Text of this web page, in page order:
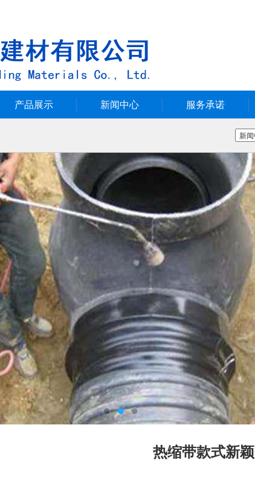
产品展示 新闻中心 服务承诺
热缩带款式新颖